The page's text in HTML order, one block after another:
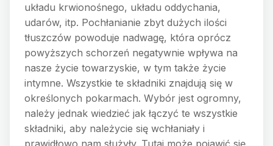
układu krwionośnego, układu oddychania,
udarów, itp. Pochłanianie zbyt dużych ilości
tłuszczów powoduje nadwagę, która oprócz
powyższych schorzeń negatywnie wpływa na
nasze życie towarzyskie, w tym także życie
intymne. Wszystkie te składniki znajdują się w
określonych pokarmach. Wybór jest ogromny,
należy jednak wiedzieć jak łączyć te wszystkie
składniki, aby należycie się wchłaniały i
prawidłowo nam służyły. Tutaj może pojawić się